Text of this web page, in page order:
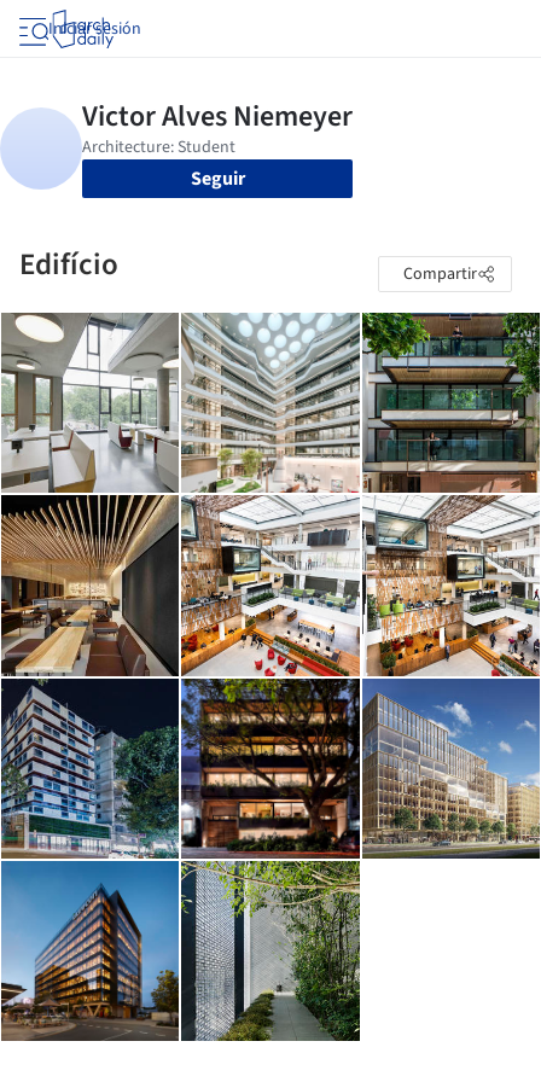
Iniciar sesión
Seguir
Edifício Compartir